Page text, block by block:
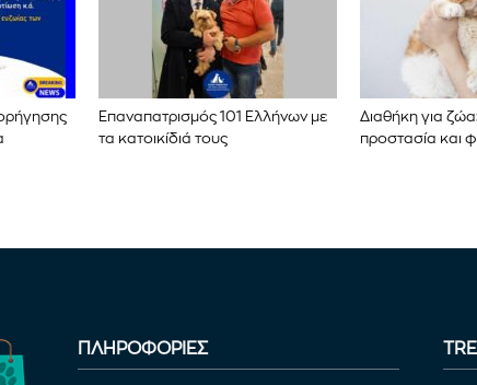
Επαναπατρισμός 101 Ελλήνων με
τα κατοικίδιά τους
Διαθήκη για
προστασία και
ΠΛΗΡΟΦΟΡΙΕΣ